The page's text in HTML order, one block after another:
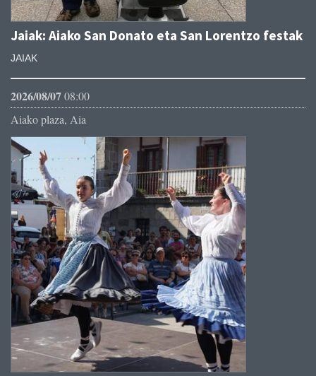
Jaiak: Aiako San Donato eta San Lorentzo festak
JAIAK
2026/08/0708:00
Aiako plaza, Aia